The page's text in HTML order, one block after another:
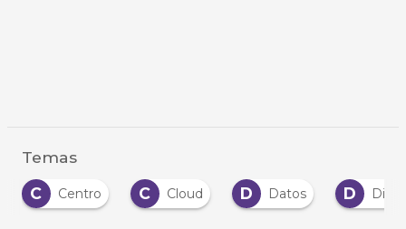
Temas
Centro Cloud Datos